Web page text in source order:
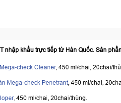
nhập khẩu trực tiếp từ Hàn Quốc. Sản
check Cleaner, 450 ml/chai, 20chai/
Mega-check Penetrant, 450 ml/chai,
, 450 ml/chai, 20chai/thùng.